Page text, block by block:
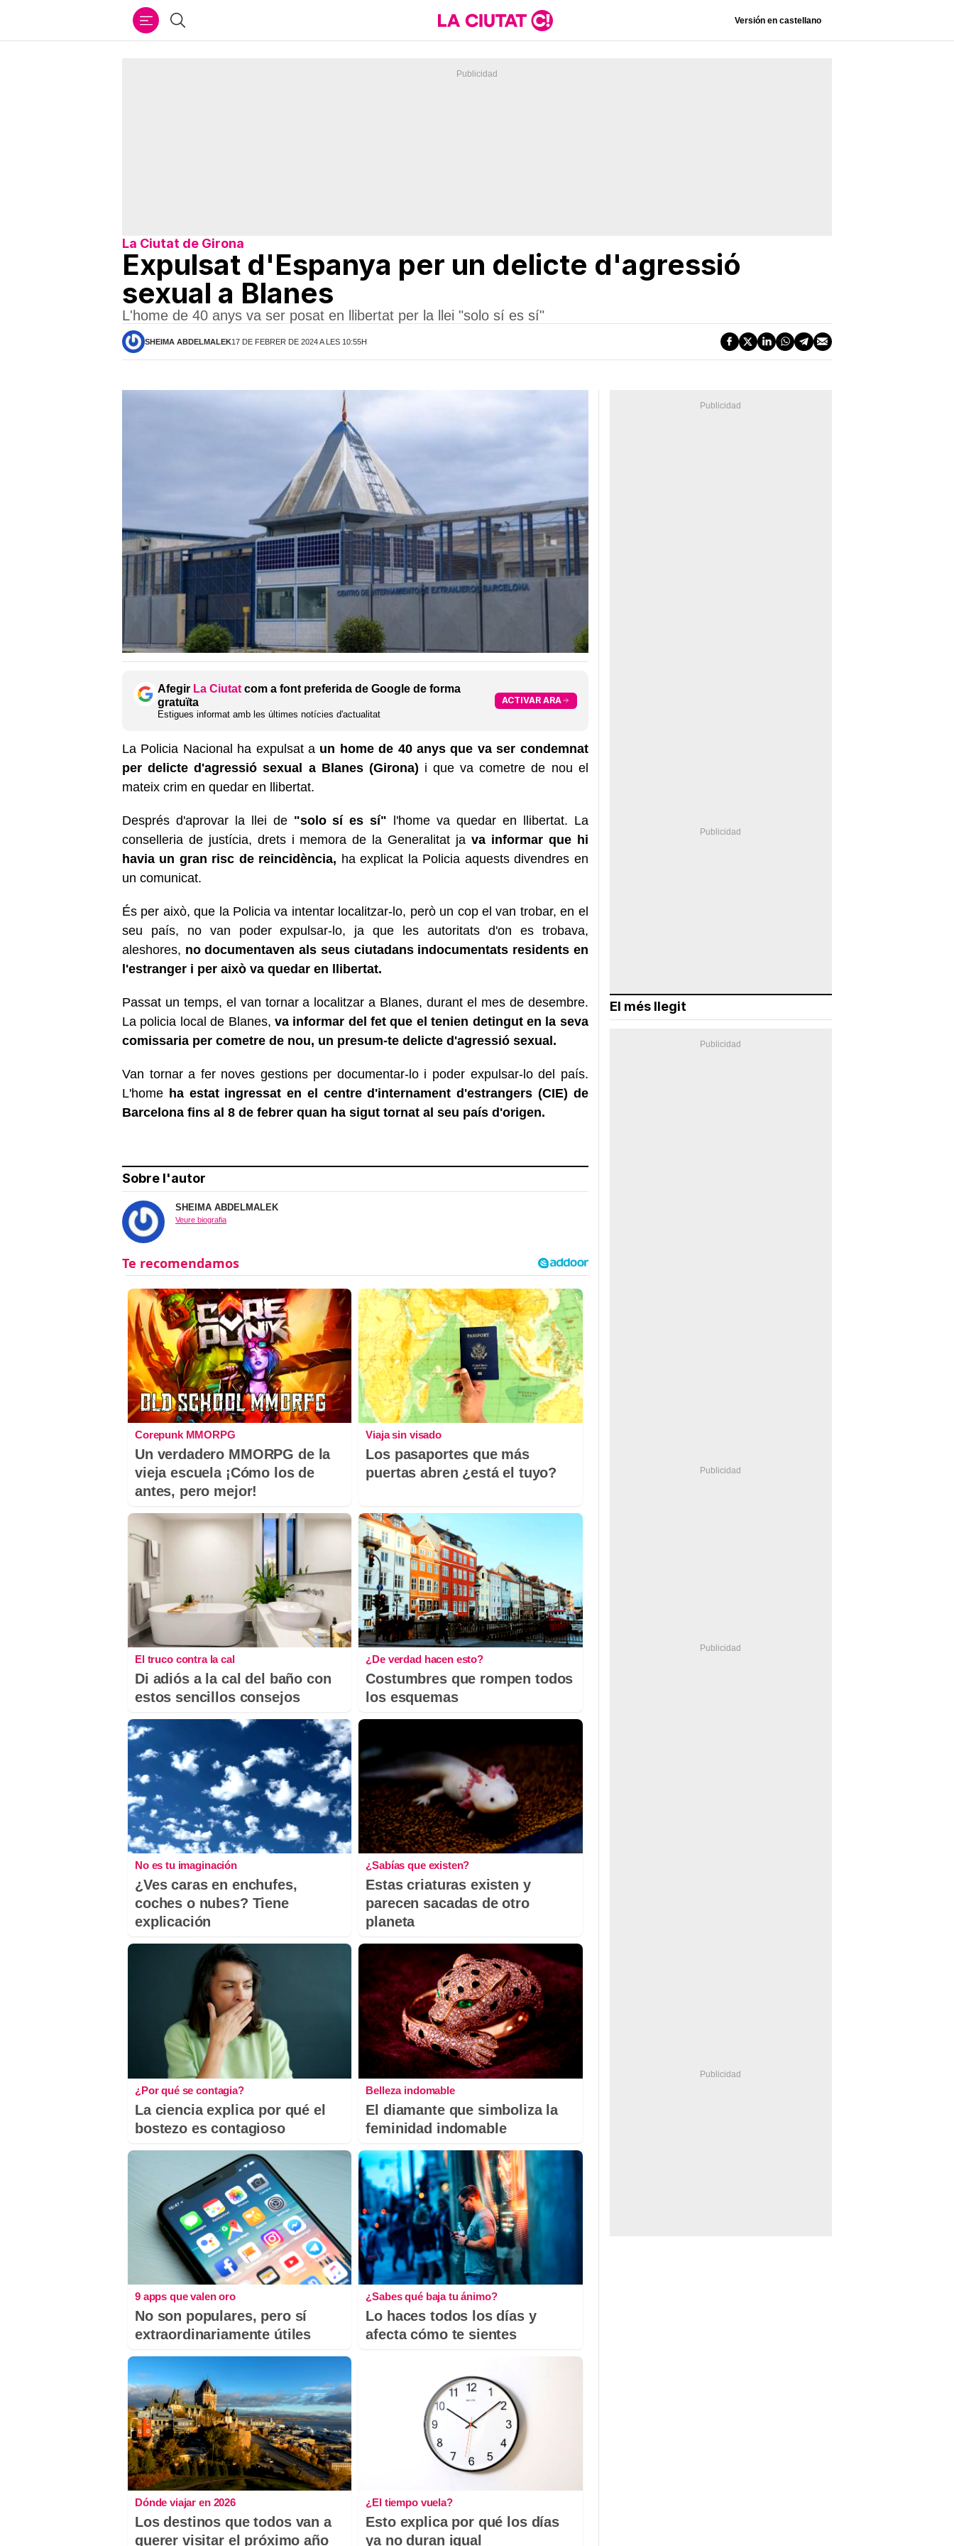
Cercar Versión en castellano
La Ciutat de Girona
Expulsat d'Espanya per un delicte d'agressió
sexual a Blanes
L'home de 40 anys va ser posat en llibertat per la llei "solo sí es sí"
SHEIMA ABDELMALEK17 DE FEBRER DE 2024 A LES 10:55H
Afegir La Ciutat com a font preferida de Google de forma
gratuïta
Estigues informat amb les últimes notícies d'actualitat
ACTIVAR ARA
La Policia Nacional ha expulsat a un home de 40 anys que va ser condemnat
per delicte d'agressió sexual a Blanes (Girona) i que va cometre de nou el
mateix crim en quedar en llibertat.
Després d'aprovar la llei de "solo sí es sí" l'home va quedar en llibertat. La
conselleria de justícia, drets i memora de la Generalitat ja va informar que hi
havia un gran risc de reincidència, ha explicat la Policia aquests divendres en
un comunicat.
És per això, que la Policia va intentar localitzar-lo, però un cop el van trobar, en el
seu país, no van poder expulsar-lo, ja que les autoritats d'on es trobava,
aleshores, no documentaven als seus ciutadans indocumentats residents en
l'estranger i per això va quedar en llibertat.
Passat un temps, el van tornar a localitzar a Blanes, durant el mes de desembre.
La policia local de Blanes, va informar del fet que el tenien detingut en la seva
comissaria per cometre de nou, un presum-te delicte d'agressió sexual.
Van tornar a fer noves gestions per documentar-lo i poder expulsar-lo del país.
L'home ha estat ingressat en el centre d'internament d'estrangers (CIE) de
Barcelona fins al 8 de febrer quan ha sigut tornat al seu país d'origen.
Sobre l'autor
SHEIMA ABDELMALEK
Veure biografia
Corepunk MMORPG
Un verdadero MMORPG de la
vieja escuela ¡Cómo los de
antes, pero mejor!
Viaja sin visado
Los pasaportes que más
puertas abren ¿está el tuyo?
El truco contra la cal
Di adiós a la cal del baño con
estos sencillos consejos
¿De verdad hacen esto?
Costumbres que rompen todos
los esquemas
No es tu imaginación
¿Ves caras en enchufes,
coches o nubes? Tiene
explicación
¿Sabías que existen?
Estas criaturas existen y
parecen sacadas de otro
planeta
¿Por qué se contagia?
La ciencia explica por qué el
bostezo es contagioso
Belleza indomable
El diamante que simboliza la
feminidad indomable
9 apps que valen oro
No son populares, pero sí
extraordinariamente útiles
¿Sabes qué baja tu ánimo?
Lo haces todos los días y
afecta cómo te sientes
Dónde viajar en 2026
Los destinos que todos van a
querer visitar el próximo año
¿El tiempo vuela?
Esto explica por qué los días
ya no duran igual
El més llegit